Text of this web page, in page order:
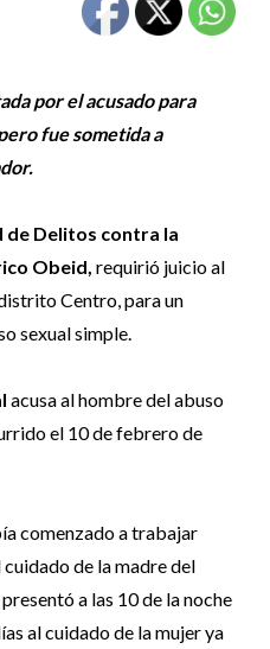
por el acusado para
fue sometida a
de Delitos contra la
Obeid, requirió juicio al
Centro, para un
sexual simple.
acusa al hombre del abuso
el 10 de febrero de
comenzado a trabajar
de la madre del
a las 10 de la noche
al cuidado de la mujer ya